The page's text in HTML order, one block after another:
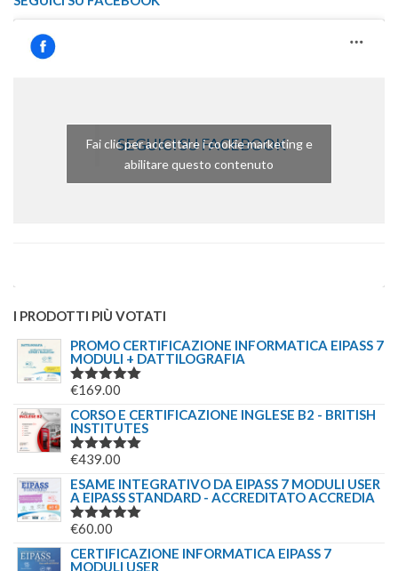
SEGUICI SU FACEBOOK
Fai clic per accettare i cookie marketing e
abilitare questo contenuto
I PRODOTTI PIÙ VOTATI
PROMO CERTIFICAZIONE INFORMATICA EIPASS 7
MODULI + DATTILOGRAFIA
VALUTATO
€169.00
CORSO E CERTIFICAZIONE INGLESE B2 - BRITISH
INSTITUTES
VALUTATO
€439.00
ESAME INTEGRATIVO DA EIPASS 7 MODULI USER
A EIPASS STANDARD - ACCREDITATO ACCREDIA
VALUTATO
€60.00
CERTIFICAZIONE INFORMATICA EIPASS 7
MODULI USER